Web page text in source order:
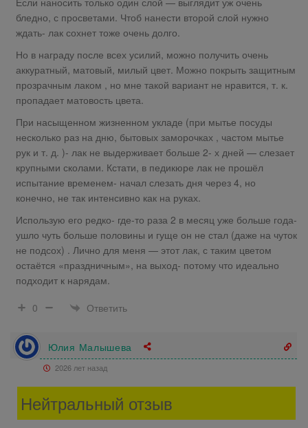
бледно, с просветами. Чтоб нанести второй слой нужно
ждать- лак сохнет тоже очень долго.
Но в награду после всех усилий, можно получить очень
аккуратный, матовый, милый цвет. Можно покрыть защитным
прозрачным лаком , но мне такой вариант не нравится, т. к.
пропадает матовость цвета.
При насыщенном жизненном укладе (при мытье посуды
несколько раз на дню, бытовых заморочках , частом мытье
рук и т. д. )- лак не выдерживает больше 2- х дней — слезает
крупными сколами. Кстати, в педикюре лак не прошёл
испытание временем- начал слезать дня через 4, но
конечно, не так интенсивно как на руках.
Использую его редко- где-то раза 2 в месяц уже больше года-
ушло чуть больше половины и гуще он не стал (даже на чуток
не подсох) . Лично для меня — этот лак, с таким цветом
остаётся «праздничным», на выход- потому что идеально
подходит к нарядам.
0
Ответить
Юлия Малышева
2026 лет назад
Нейтральный отзыв